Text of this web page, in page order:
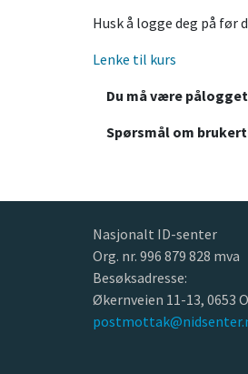
Husk å logge deg på
Lenke til kurs
Du må være
Spørsmål om
Nasjonalt ID-senter
Org. nr. 996 879 828 mva
Besøksadresse:
Økernveien 11-13, 0653